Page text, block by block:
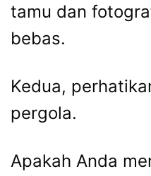
tamu dan
bebas.
Kedua,
pergola.
Apakah Anda